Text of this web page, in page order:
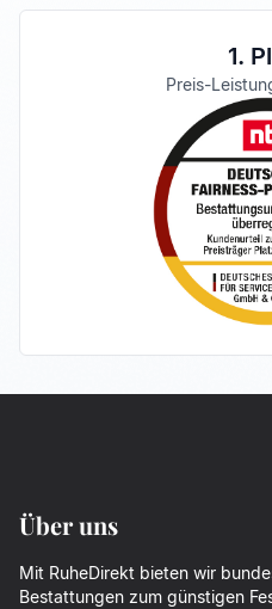
1.
Preis-
Über uns
Mit RuheDirekt bieten wir
Bestattungen zum günstigen